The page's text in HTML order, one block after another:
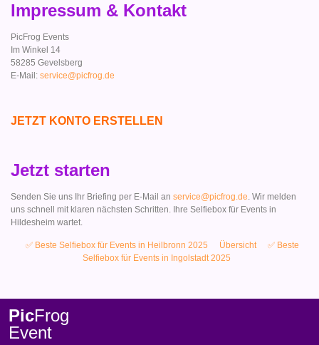
Impressum & Kontakt
PicFrog Events
Im Winkel 14
58285 Gevelsberg
E-Mail: service@picfrog.de
JETZT KONTO ERSTELLEN
Jetzt starten
Senden Sie uns Ihr Briefing per E-Mail an service@picfrog.de . Wir melden
uns schnell mit klaren nächsten Schritten. Ihre Selfiebox für Events in
Hildesheim wartet.
✅ Beste Selfiebox für Events in Heilbronn 2025 Übersicht
✅ Beste
Selfiebox für Events in Ingolstadt 2025
PicFrog
Event